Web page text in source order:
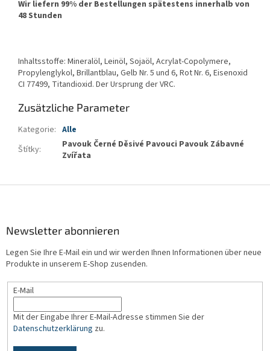
Wir liefern 99% der Bestellungen spätestens innerhalb von
48 Stunden
Inhaltsstoffe: Mineralöl, Leinöl, Sojaöl, Acrylat-Copolymere,
Propylenglykol, Brillantblau, Gelb Nr. 5 und 6, Rot Nr. 6, Eisenoxid
CI 77499, Titandioxid. Der Ursprung der VRC.
Zusätzliche Parameter
Kategorie: Alle
Štítky:
Pavouk Černé Děsivé Pavouci Pavouk Zábavné
Zvířata
Newsletter abonnieren
Legen Sie Ihre E-Mail ein und wir werden Ihnen Informationen über neue
Produkte in unserem E-Shop zusenden.
E-Mail
Mit der Eingabe Ihrer E-Mail-Adresse stimmen Sie der
Datenschutzerklärung zu.